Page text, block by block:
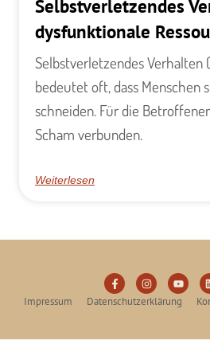
Selbstverletzendes
dysfunktionale
Selbstverletzendes Verhalten
bedeutet oft, dass Menschen
schneiden. Für die
Scham verbunden.
Weiterlesen
Impressum Datenschutzerklärung